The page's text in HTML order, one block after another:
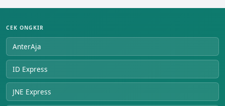
CEK ONGKIR
AnterAja
ID Express
JNE Express